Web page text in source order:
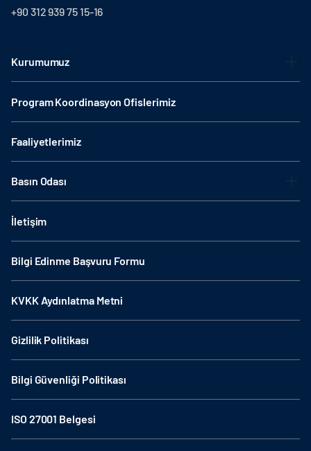
+90 312 939 75 15-16
Kurumumuz
Program Koordinasyon Ofislerimiz
Faaliyetlerimiz
Basın Odası
İletişim
Bilgi Edinme Başvuru Formu
KVKK Aydınlatma Metni
Gizlilik Politikası
Bilgi Güvenliği Politikası
ISO 27001 Belgesi